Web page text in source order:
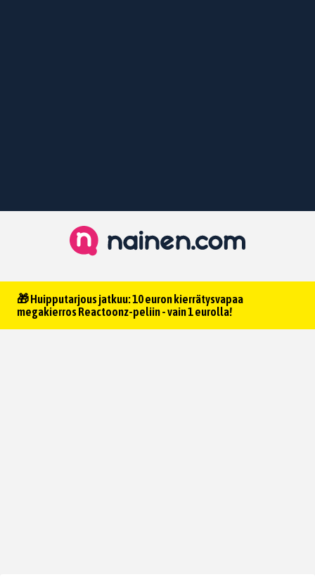
🎁 Huipputarjous jatkuu: 10 euron kierrätysvapaa
megakierros Reactoonz-peliin - vain 1 eurolla!